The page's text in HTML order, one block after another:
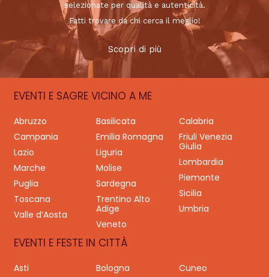
selezionate per qualità e autenticità.
Fatti trovare da chi cerca il meglio!
Scopri di più
EVENTI E SAGRE VICINO A ME
Abruzzo Basilicata
Calabria
Campania
Emilia Romagna
Friuli Venezia
Giulia
Lazio
Liguria
Lombardia
Marche
Molise
Piemonte
Puglia
Sardegna
Sicilia
Toscana
Trentino Alto
Adige
Umbria
Valle d’Aosta
Veneto
EVENTI E FESTE IN CITTÀ
Asti Bologna
Cuneo